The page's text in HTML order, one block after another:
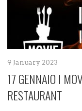
9 January 2023
17 GENNAIO I
RESTAURANT